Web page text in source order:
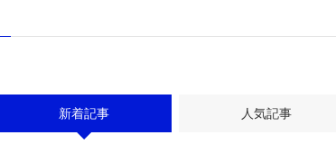
新着記事 人気記事